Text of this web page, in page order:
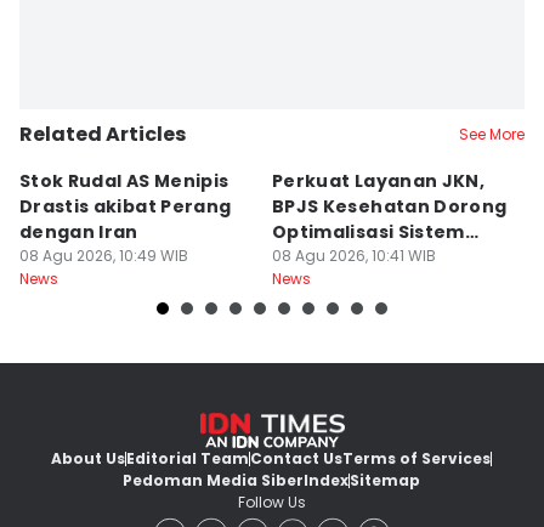
Related Articles See More
Stok Rudal AS Menipis
Drastis akibat Perang
dengan Iran
08 Agu 2026, 10:49 WIB
News
Perkuat Layanan JKN,
BPJS Kesehatan Dorong
Optimalisasi Sistem
Rujukan
08 Agu 2026, 10:41 WIB
News
About UsEditorial TeamContact UsTerms of Services
Pedoman Media SiberIndexSitemap
Follow Us